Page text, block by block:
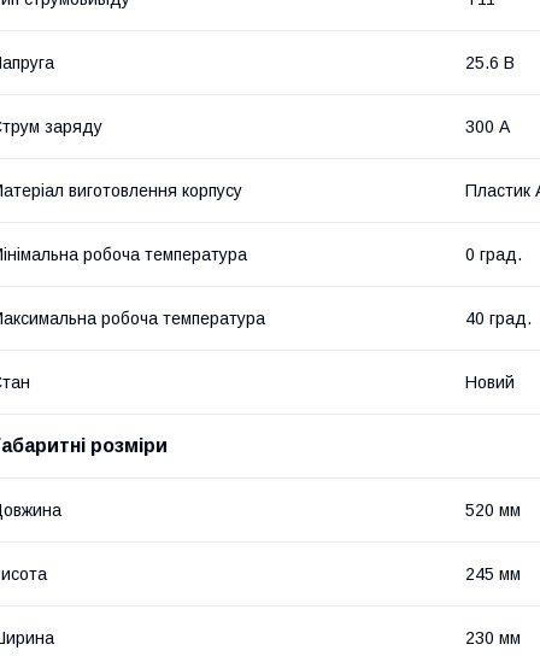
25.6 В
заряду 300 А
виготовлення корпусу Пластик
робоча температура 0 град.
робоча температура 40 град.
Новий
розміри
520 мм
245 мм
230 мм